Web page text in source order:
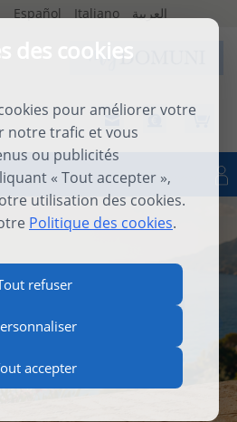
des cookies
pour améliorer votre
notre trafic et vous
ou publicités
« Tout accepter »,
utilisation des cookies.
Politique des cookies.
refuser
accepter
Español Italiano العربية
Se connecter
SUMMER
2026